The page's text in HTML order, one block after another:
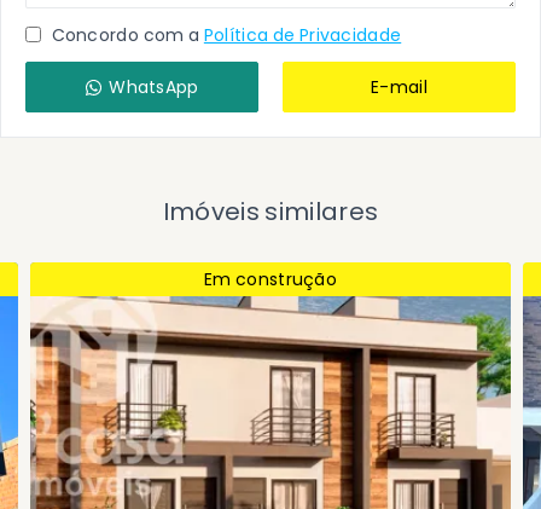
Concordo com a Política de Privacidade
WhatsApp E-mail
Imóveis similares
Em construção